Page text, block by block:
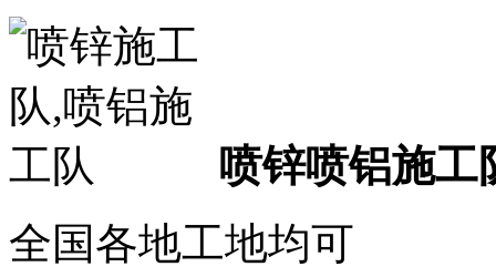
喷锌喷铝施工
全国各地工地均可